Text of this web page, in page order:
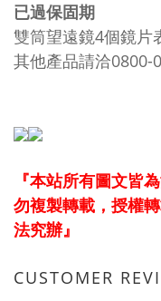
已過保固期
雙筒望遠鏡4個鏡片
其他產品請洽0800-
『本站所有圖文皆
勿複製轉載，授權
法究辦』
CUSTOMER